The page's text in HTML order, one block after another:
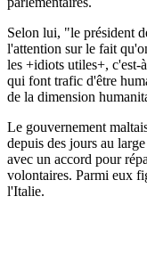
Selon lui, "le président
l'attention sur le fait
les +idiots utiles+, c'est-
qui font trafic d'être
de la dimension
Le gouvernement
depuis des jours au
avec un accord pour
volontaires. Parmi eux
l'Italie.